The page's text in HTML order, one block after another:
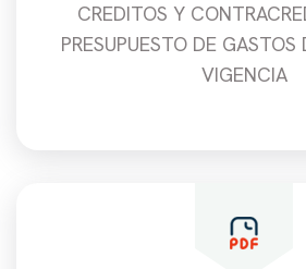
CREDITOS Y
PRESUPUESTO DE
VIGENCIA